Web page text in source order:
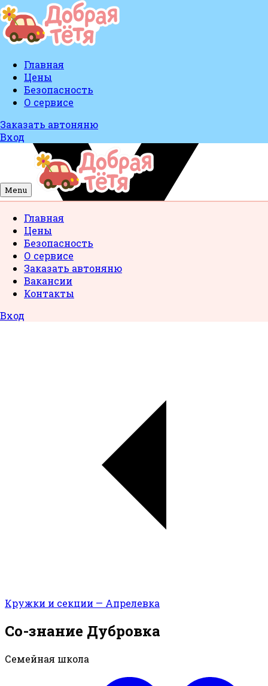
Главная
Цены
Безопасность
О сервисе
Заказать автоняню
Вход
Menu
Главная
Цены
Безопасность
О сервисе
Заказать автоняню
Вакансии
Контакты
Вход
Кружки и секции — Апрелевка
Со-знание Дубровка
Семейная школа